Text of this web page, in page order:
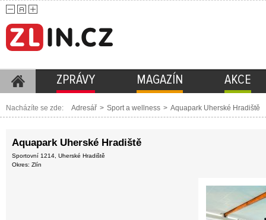
ZPRÁVY MAGAZÍN AKCE
Nacházíte se zde: Adresář > Sport a wellness > Aquapark Uherské Hradiště
Aquapark Uherské Hradiště
Sportovní 1214, Uherské Hradiště
Okres: Zlín